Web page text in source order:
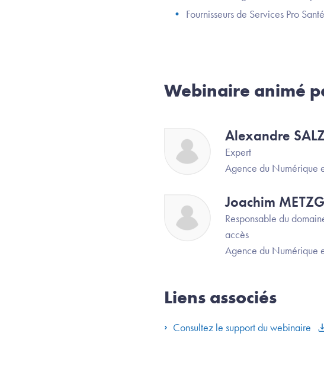
Fournisseurs de Services Pro
Webinaire animé
Alexandre
Expert
Agence du Numérique
Joachim
Responsable du
accès
Agence du Numérique
Liens associés
Consultez le support du webinaire